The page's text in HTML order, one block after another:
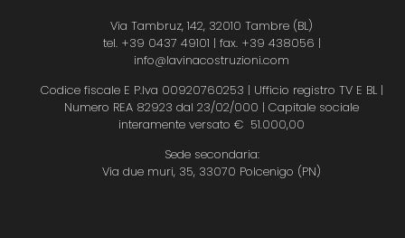
Via Tambruz, 142, 32010 Tambre (BL)
tel. +39 0437 49101 | fax. +39 438056 |
info@lavinacostruzioni.com
Codice fiscale E P.Iva 00920760253 | Ufficio registro TV E BL |
Numero REA 82923 dal 23/02/000 | Capitale sociale
interamente versato € 51.000,00
Sede secondaria:
Via due muri, 35, 33070 Polcenigo (PN)